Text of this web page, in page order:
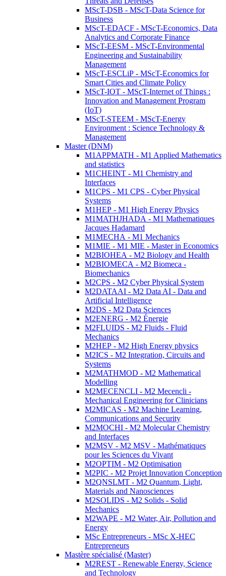
MScT-DSB - MScT-Data Science for
Business
MScT-EDACF - MScT-Economics, Data
Analytics and Corporate Finance
MScT-EESM - MScT-Environmental
Engineering and Sustainability
Management
MScT-ESCLiP - MScT-Economics for
Smart Cities and Climate Policy
MScT-IOT - MScT-Internet of Things :
Innovation and Management Program
(IoT)
MScT-STEEM - MScT-Energy
Environment : Science Technology &
Management
Master (DNM)
M1APPMATH - M1 Applied Mathematics
and statistics
M1CHEINT - M1 Chemistry and
Interfaces
M1CPS - M1 CPS - Cyber Physical
Systems
M1HEP - M1 High Energy Physics
M1MATHJHADA - M1 Mathematiques
Jacques Hadamard
M1MECHA - M1 Mechanics
M1MIE - M1 MIE - Master in Economics
M2BIOHEA - M2 Biology and Health
M2BIOMECA - M2 Biomeca -
Biomechanics
M2CPS - M2 Cyber Physical System
M2DATAAI - M2 Data AI - Data and
Artificial Intelligence
M2DS - M2 Data Sciences
M2ENERG - M2 Énergie
M2FLUIDS - M2 Fluids - Fluid
Mechanics
M2HEP - M2 High Energy physics
M2ICS - M2 Integration, Circuits and
Systems
M2MATHMOD - M2 Mathematical
Modelling
M2MECENCLI - M2 Mecencli -
Mechanical Engineering for Clinicians
M2MICAS - M2 Machine Learning,
Communications and Security
M2MOCHI - M2 Molecular Chemistry
and Interfaces
M2MSV - M2 MSV - Mathématiques
pour les Sciences du Vivant
M2OPTIM - M2 Optimisation
M2PIC - M2 Projet Innovation Conception
M2QNSLMT - M2 Quantum, Light,
Materials and Nanosciences
M2SOLIDS - M2 Solids - Solid
Mechanics
M2WAPE - M2 Water, Air, Pollution and
Energy
MSc Entrepreneurs - MSc X-HEC
Entrepreneurs
Mastère spécialisé (Master)
M2REST - Renewable Energy, Science
and Technology